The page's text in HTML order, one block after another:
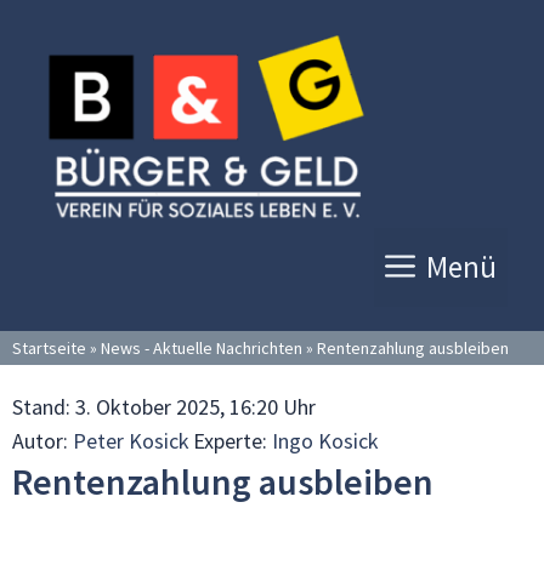
Inhalt
springen
Menü
Startseite » News - Aktuelle Nachrichten » Rentenzahlung ausbleiben
Stand: 3. Oktober 2025, 16:20 Uhr
Autor: Peter Kosick Experte: Ingo Kosick
Rentenzahlung ausbleiben